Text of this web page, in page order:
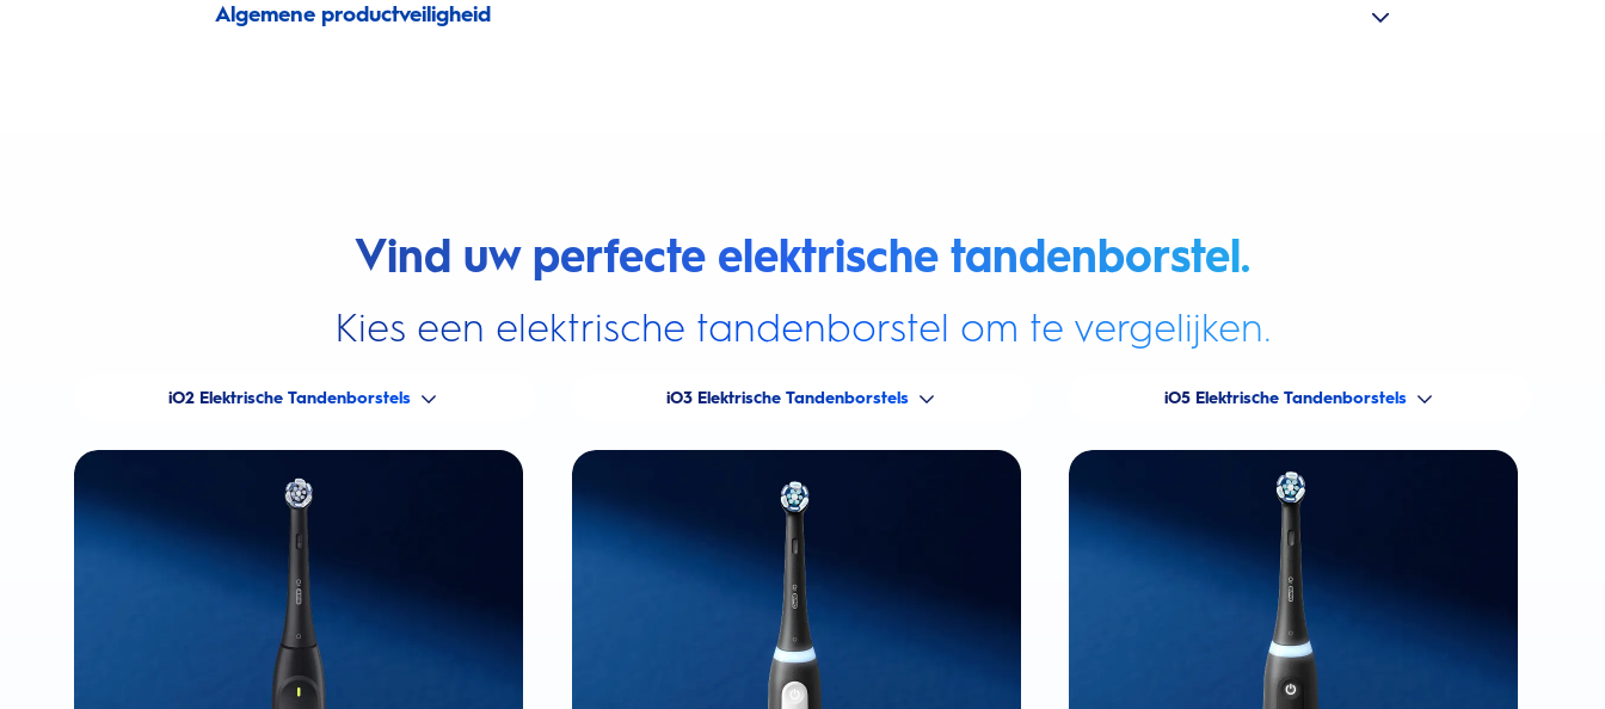
Algemene productveiligheid
Vind uw perfecte elektrische tandenborstel.
Kies een elektrische tandenborstel om te vergelijken.
iO2 Elektrische Tandenborstels iO3 Elektrische Tandenborstels iO5 Elektrische Tandenborstels